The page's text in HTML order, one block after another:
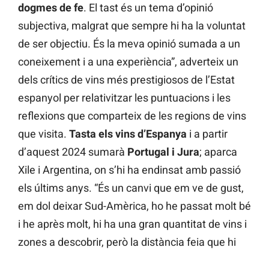
dogmes de fe. El tast és un tema d’opinió
subjectiva, malgrat que sempre hi ha la voluntat
de ser objectiu. És la meva opinió sumada a un
coneixement i a una experiència”, adverteix un
dels crítics de vins més prestigiosos de l’Estat
espanyol per relativitzar les puntuacions i les
reflexions que comparteix de les regions de vins
que visita. Tasta els vins d’Espanya i a partir
d’aquest 2024 sumarà Portugal i Jura; aparca
Xile i Argentina, on s’hi ha endinsat amb passió
els últims anys. “És un canvi que em ve de gust,
em dol deixar Sud-Amèrica, ho he passat molt bé
i he après molt, hi ha una gran quantitat de vins i
zones a descobrir, però la distància feia que hi